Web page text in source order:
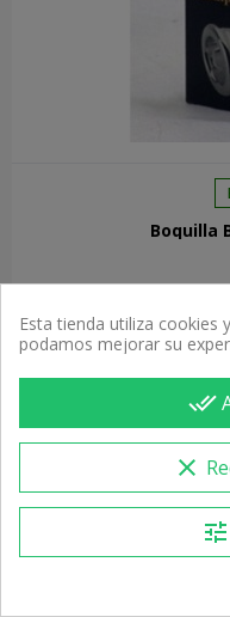
Boquilla
Recibe
Esta tienda utiliza cookies
podamos mejorar su
done_all
clear
tune